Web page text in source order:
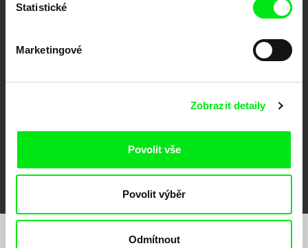
Statistické
Marketingové
Zobrazit detaily
Povolit vše
Povolit výběr
Odmítnout